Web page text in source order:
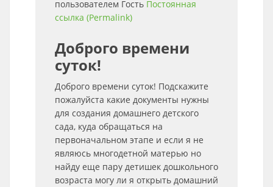
пользователем Гость Постоянная
ссылка (Permalink)
Доброго времени
суток!
Доброго времени суток! Подскажите
пожалуйста какие документы нужны
для создания домашнего детского
сада, куда обращаться на
первоначальном этапе и если я не
являюсь многодетной матерью но
найду еще пару детишек дошкольного
возраста могу ли я открыть домашний